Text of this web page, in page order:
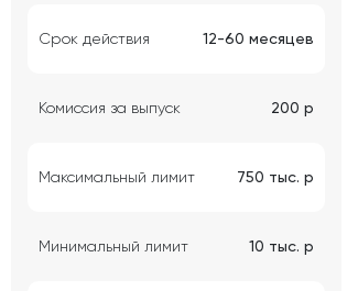
Срок действия 12-60 месяцев
Комиссия за выпуск 200 р
Максимальный лимит 750 тыс. р
Минимальный лимит 10 тыс. р